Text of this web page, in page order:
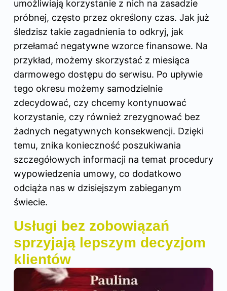
umożliwiają korzystanie z nich na zasadzie
próbnej, często przez określony czas. Jak już
śledzisz takie zagadnienia to odkryj, jak
przełamać negatywne wzorce finansowe. Na
przykład, możemy skorzystać z miesiąca
darmowego dostępu do serwisu. Po upływie
tego okresu możemy samodzielnie
zdecydować, czy chcemy kontynuować
korzystanie, czy również zrezygnować bez
żadnych negatywnych konsekwencji. Dzięki
temu, znika konieczność poszukiwania
szczegółowych informacji na temat procedury
wypowiedzenia umowy, co dodatkowo
odciąża nas w dzisiejszym zabieganym
świecie.
Usługi bez zobowiązań
sprzyjają lepszym decyzjom
klientów